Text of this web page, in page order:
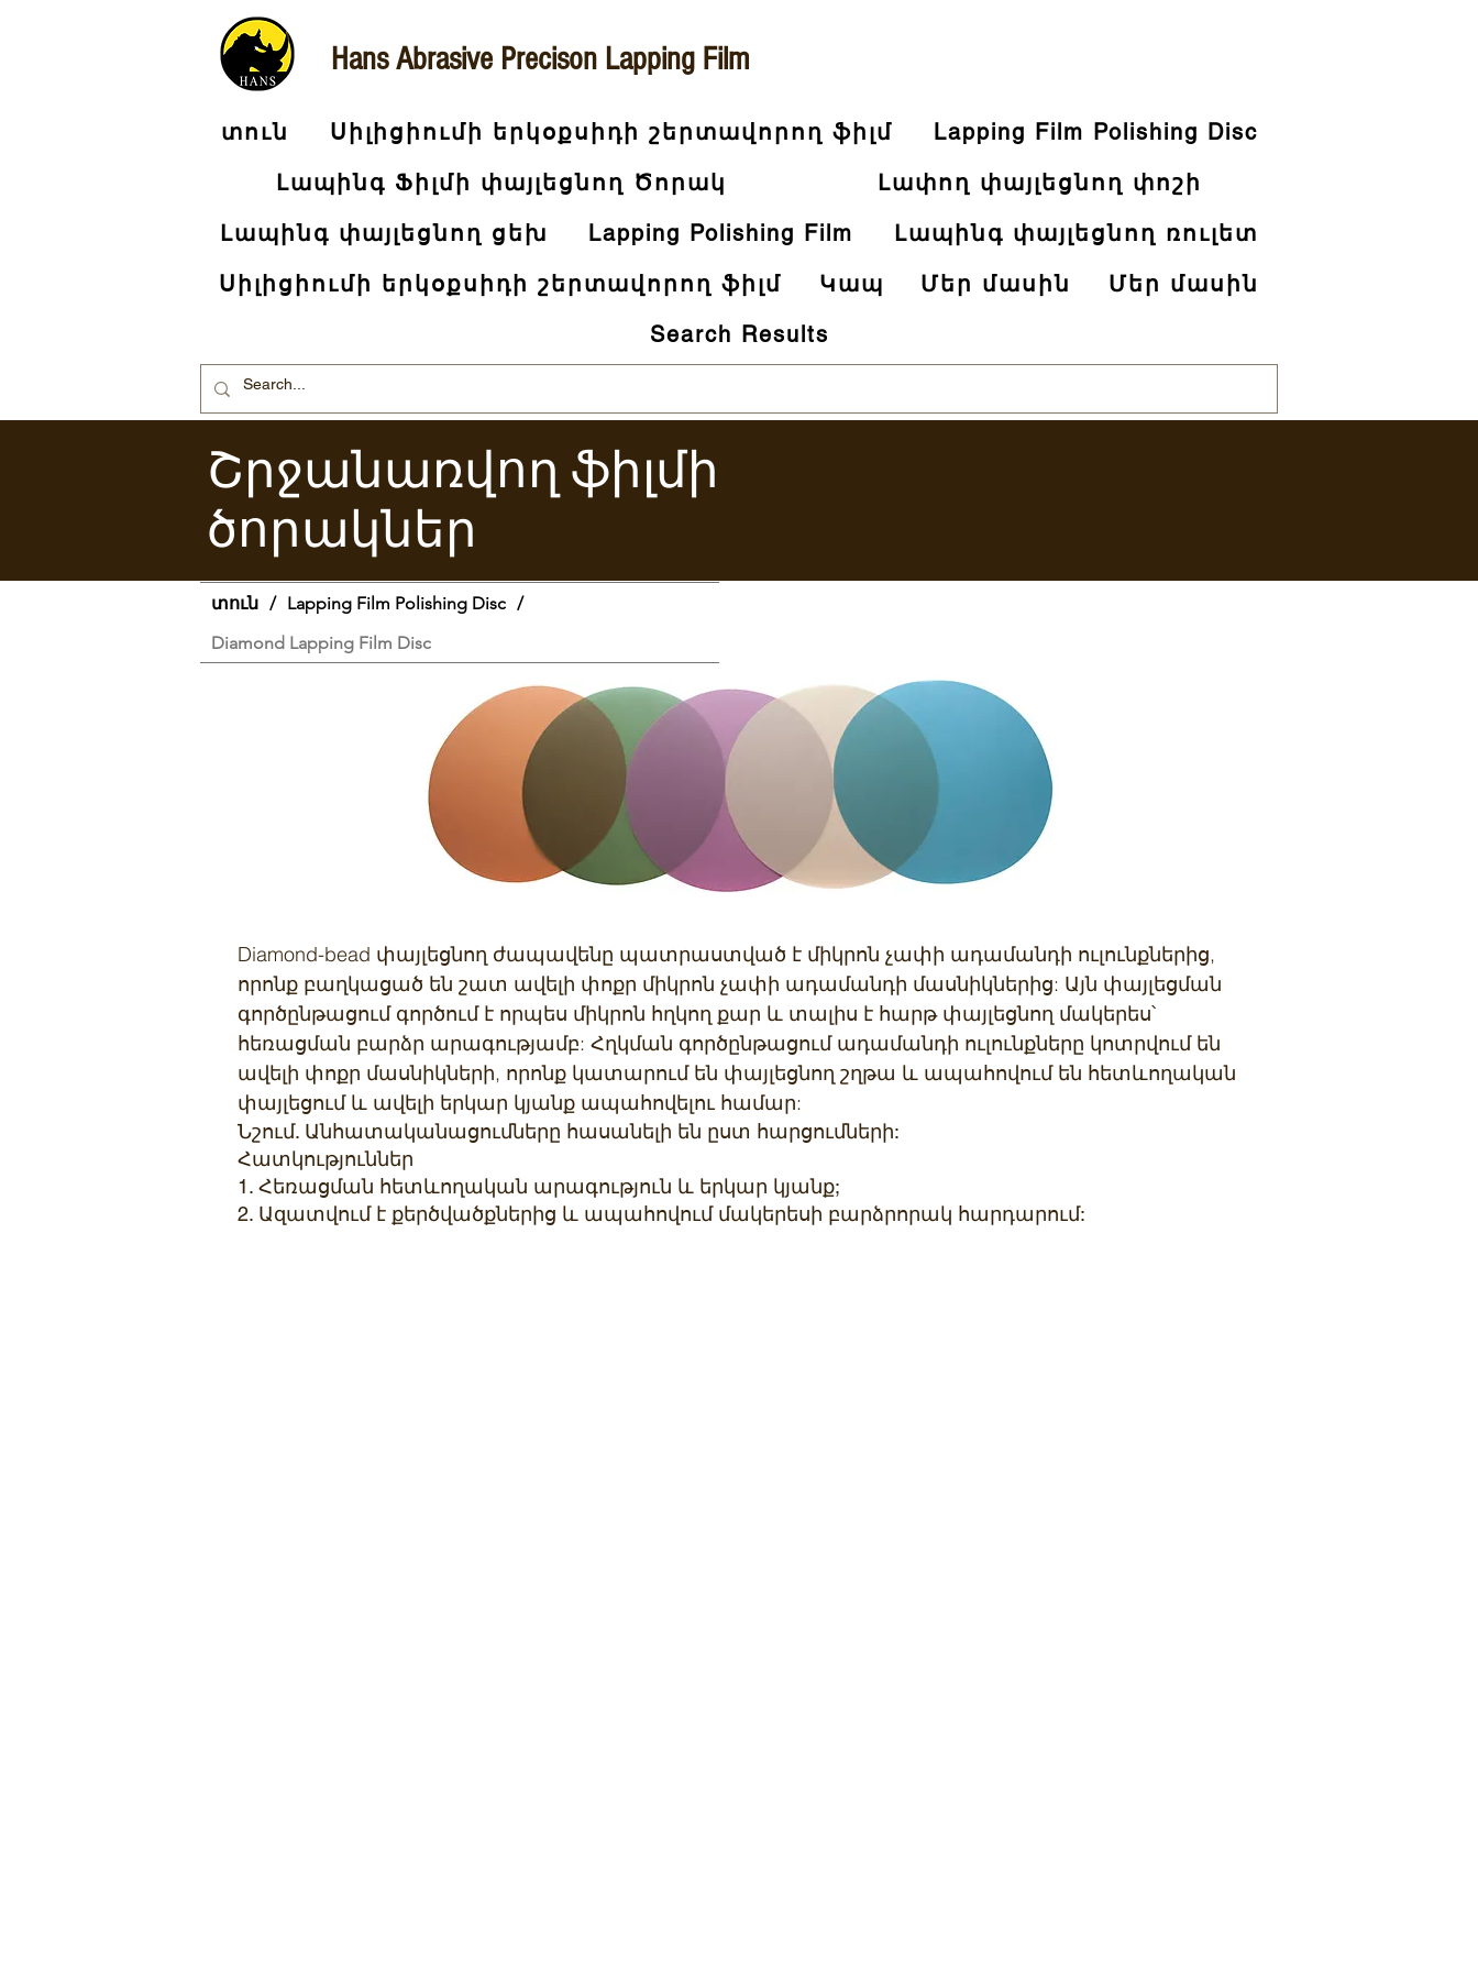
Hans Abrasive Precison Lapping Film
տուն Սիլիցիումի երկօքսիդի շերտավորող ֆիլմ
Lapping Film Polishing Disc
Լապինգ Ֆիլմի փայլեցնող Ծորակ
Լափող փայլեցնող փոշի
Լապինգ փայլեցնող ցեխ
Lapping Polishing Film
Լապինգ փայլեցնող ռուլետ
Սիլիցիումի երկօքսիդի շերտավորող ֆիլմ
Կապ Մեր մասին
Մեր մասին
Search Results
Շրջանառվող ֆիլմի
ծորակներ
տուն / Lapping Film Polishing Disc /
Diamond Lapping Film Disc
Diamond-bead փայլեցնող ժապավենը պատրաստված է միկրոն չափի ադամանդի ուլունքներից,
որոնք բաղկացած են շատ ավելի փոքր միկրոն չափի ադամանդի մասնիկներից: Այն փայլեցման
գործընթացում գործում է որպես միկրոն հղկող քար և տալիս է հարթ փայլեցնող մակերես՝
հեռացման բարձր արագությամբ: Հղկման գործընթացում ադամանդի ուլունքները կոտրվում են
ավելի փոքր մասնիկների, որոնք կատարում են փայլեցնող շղթա և ապահովում են հետևողական
փայլեցում և ավելի երկար կյանք ապահովելու համար:
Նշում. Անհատականացումները հասանելի են ըստ հարցումների:
Հատկություններ
1. Հեռացման հետևողական արագություն և երկար կյանք;
2. Ազատվում է քերծվածքներից և ապահովում մակերեսի բարձրորակ հարդարում: